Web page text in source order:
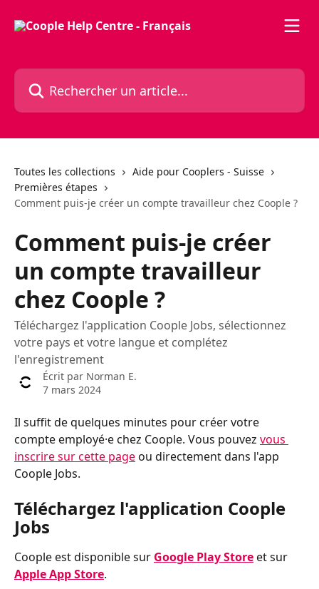
Rechercher un article...
Toutes les collections
Aide pour Cooplers - Suisse
Premières étapes
Comment puis-je créer un compte travailleur chez Coople ?
Comment puis-je créer
un compte travailleur
chez Coople ?
Téléchargez l'application Coople Jobs, sélectionnez
votre pays et votre langue et complétez
l'enregistrement
Écrit par Norman E.
7 mars 2024
Il suffit de quelques minutes pour créer votre
compte employé·e chez Coople. Vous pouvez vous
inscrire sur cette page ou directement dans l'app
Coople Jobs.
Téléchargez l'application Coople
Jobs
Coople est disponible sur Google Play Store et sur
Apple App Store.